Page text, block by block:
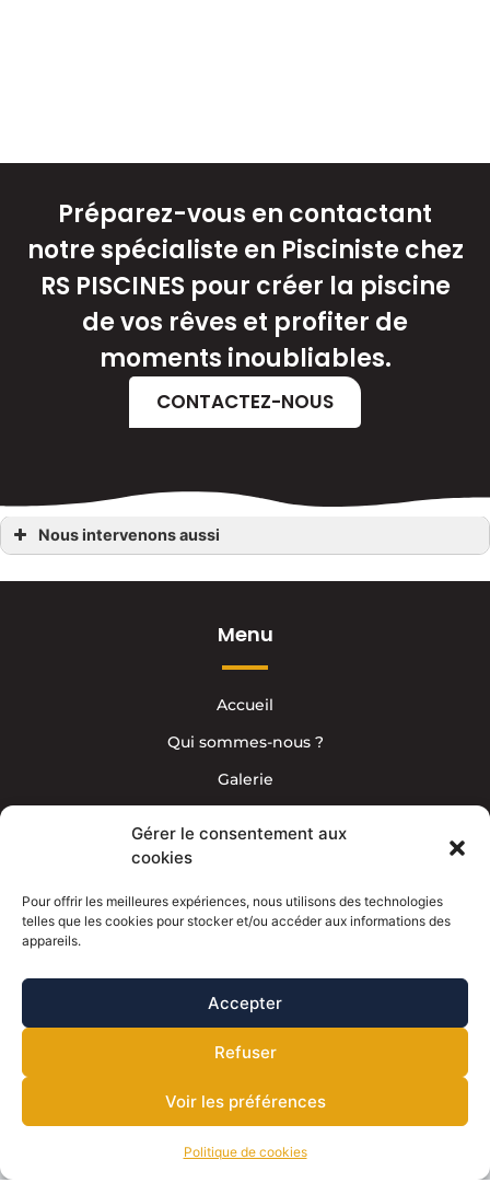
Gérer le consentement aux
cookies
Pour offrir les meilleures expériences, nous utilisons des technologies
telles que les cookies pour stocker et/ou accéder aux informations des
appareils.
Accepter
Refuser
Voir les préférences
Politique de cookies
Préparez-vous en contactant
notre spécialiste en Pisciniste chez
RS PISCINES pour créer la piscine
de vos rêves et profiter de
moments inoubliables.
CONTACTEZ-NOUS
Nous intervenons aussi
Pisciniste Laval 53
Pisciniste Saint-Berthevin
Menu
Accueil
Qui sommes-nous ?
Galerie
06 38 18 21 63
Mentions légales
Politique de confidentialité